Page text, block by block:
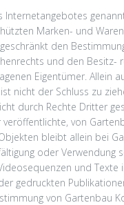
Internetangebotes
Marken- und
den
und den Besitz-
Eigentümer. Allein
nicht der Schluss zu
durch Rechte Dritter
veröffentlichte, von
bleibt allein bei
oder Verwendung
und Texte
gedruckten
von Gartenbau